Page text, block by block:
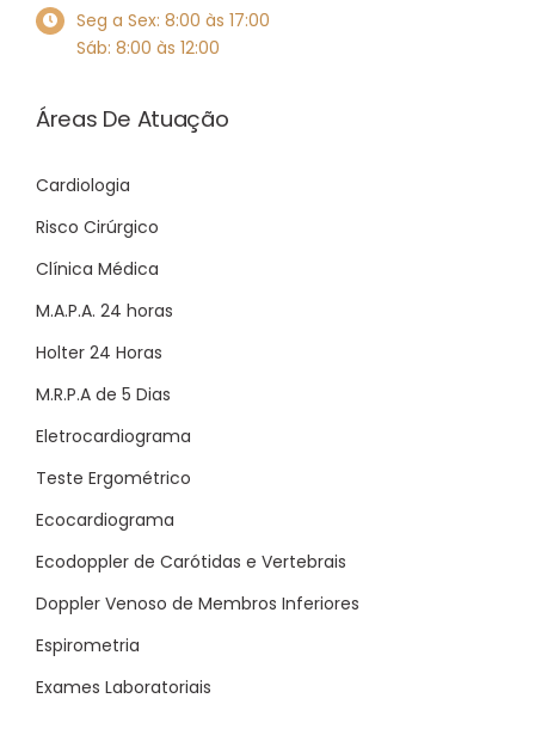
Seg a Sex: 8:00 às 17:00
Sáb: 8:00 às 12:00
Áreas De Atuação
Cardiologia
Risco Cirúrgico
Clínica Médica
M.A.P.A. 24 horas
Holter 24 Horas
M.R.P.A de 5 Dias
Eletrocardiograma
Teste Ergométrico
Ecocardiograma
Ecodoppler de Carótidas e Vertebrais
Doppler Venoso de Membros Inferiores
Espirometria
Exames Laboratoriais